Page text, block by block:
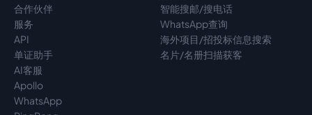
合作伙伴
服务
API
单证助手
AI客服
Apollo
WhatsApp
智能搜邮/搜电话
WhatsApp查询
海外项目/招投标信息搜索
名片/名册扫描获客